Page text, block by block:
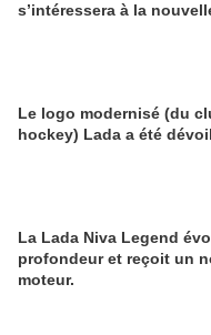
s’intéressera à la
Le logo modernisé (du
hockey) Lada a été
La Lada Niva Legend
profondeur et reçoit un
moteur.